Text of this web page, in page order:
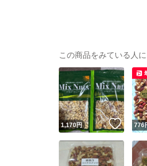
この商品をみている人
1,170円 いい776